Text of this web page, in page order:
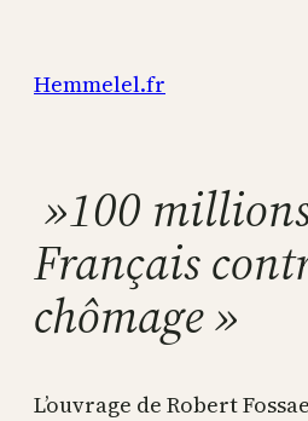
contenu
Hemmelel.fr
»100
Français
chômage »
L’ouvrage de Robert